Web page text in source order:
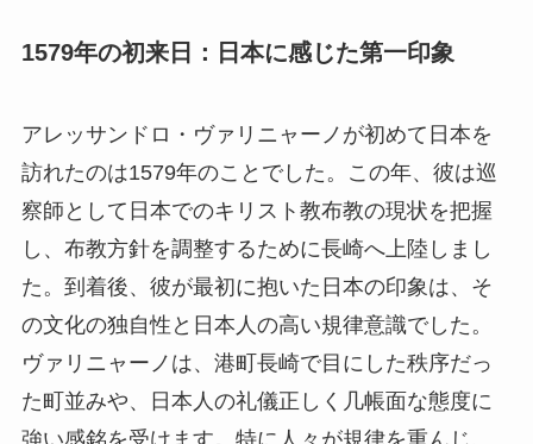
1579年の初来日：日本に感じた第一印象
アレッサンドロ・ヴァリニャーノが初めて日本を
訪れたのは1579年のことでした。この年、彼は巡
察師として日本でのキリスト教布教の現状を把握
し、布教方針を調整するために長崎へ上陸しまし
た。到着後、彼が最初に抱いた日本の印象は、そ
の文化の独自性と日本人の高い規律意識でした。
ヴァリニャーノは、港町長崎で目にした秩序だっ
た町並みや、日本人の礼儀正しく几帳面な態度に